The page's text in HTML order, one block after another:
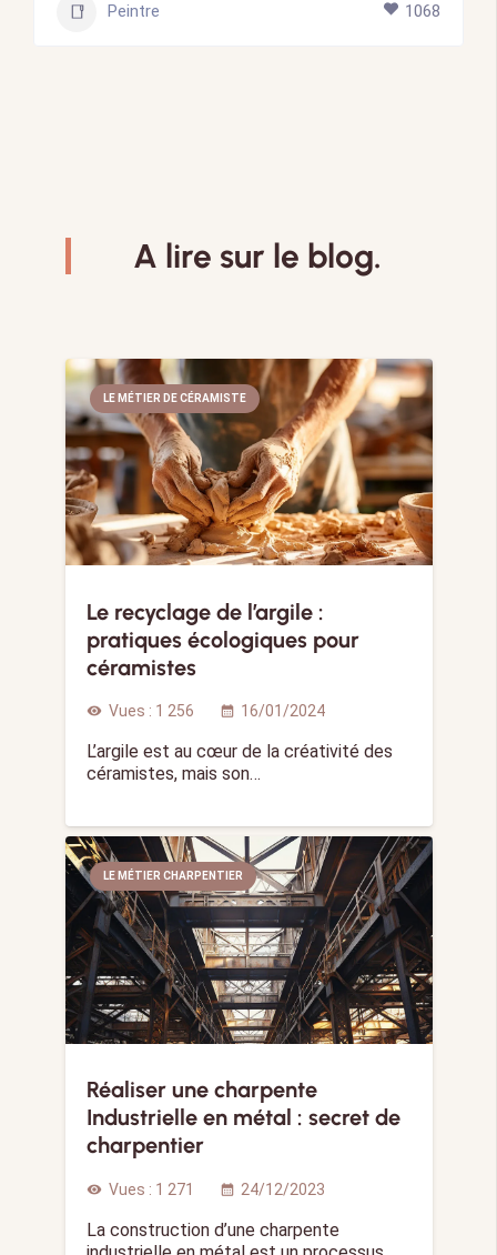
Peintre 1068
A lire sur le blog.
LE MÉTIER DE CÉRAMISTE
Le recyclage de l’argile :
pratiques écologiques pour
céramistes
visibility Vues : 1 256 calendar_month 16/01/2024
L’argile est au cœur de la créativité des
céramistes, mais son…
LE MÉTIER CHARPENTIER
Réaliser une charpente
Industrielle en métal : secret de
charpentier
visibility Vues : 1 271 calendar_month 24/12/2023
La construction d’une charpente